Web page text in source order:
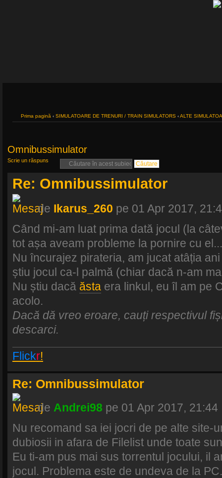
Prima pagină ‹ SIMULATOARE DE TRENURI / TRAIN SIMULATORS ‹ALTE
Omnibussimulator
Scrie un răspuns
Re: Omnibussimulator
de Ikarus_260 pe 01 Apr 2017,
Când mi-am luat prima dată jocul (la
tot așa aveam probleme la pornire cu el...
Nu încurajez pirateria, am jucat atâția
știu jocul ca-l palmă (chiar dacă n-am
Nu știu dacă ăstaera linkul, eu îl am pe
acolo.
Dacă dă vreo eroare, cauți respectivul
descarci.
Flickr!
Re: Omnibussimulator
de Andrei98 pe 01 Apr 2017, 21:44
Nu recomand sa iei jocri de pe alte site-
dubiosii in afara de Filelist unde toate
Eu ti-am pus mai sus torrentul jocului, il
jocul. Problema este de undeva de la PC.